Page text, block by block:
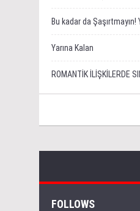
Bu kadar da
Yarına Kalan
ROMANTİK İLİŞKİLERDE
FOLLOWS